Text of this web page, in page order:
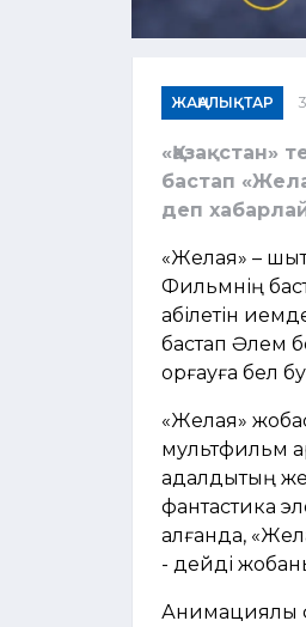
ЖАҢАЛЫҚТАР
бастап
деп
«Желаяқ» –
Фильмнің
қабілетін
бастап Әлем
қорғауға бел
«Желаяқ»
мультфильм
адалдықтың
фантастика
алғанда,
- дейді
Анимациялық